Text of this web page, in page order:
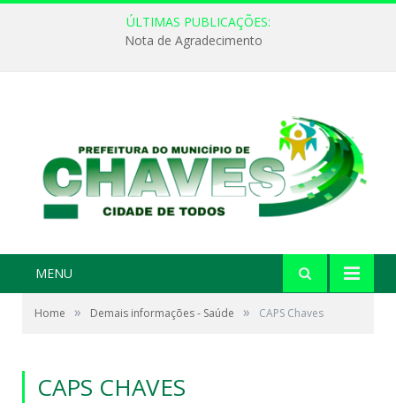
ÚLTIMAS PUBLICAÇÕES:
Nota de Agradecimento
MENU
Home » Demais informações - Saúde » CAPS Chaves
CAPS CHAVES